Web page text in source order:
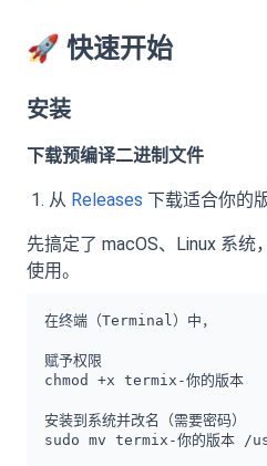
🚀 快速开始
安装
下载预编译二进制文件
从 Releases 下载适合你的
先搞定了 macOS、Linux 系统
使用。
在终端（Terminal）中，
赋予权限
chmod +x termix-你的版本
安装到系统并改名（需要密码）
sudo mv termix-你的版本